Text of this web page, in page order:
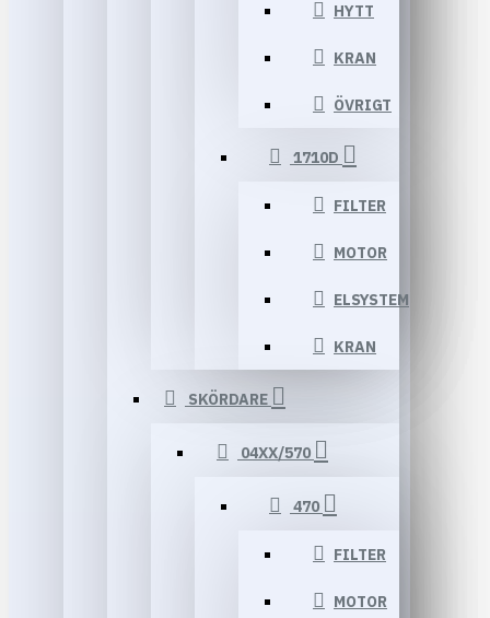
HYTT
KRAN
ÖVRIGT
1710D
FILTER
MOTOR
ELSYSTEM
KRAN
SKÖRDARE
04XX/570
470
FILTER
MOTOR